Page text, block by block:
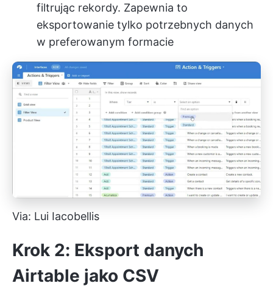
filtrując rekordy. Zapewnia to
eksportowanie tylko potrzebnych danych
w preferowanym formacie
Via: Lui Iacobellis
Krok 2: Eksport danych
Airtable jako CSV